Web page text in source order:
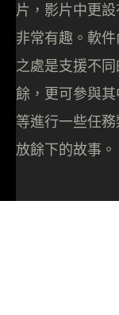
片，影片中更
非常有趣。軟
之處是支援不
餘，更可參與
等進行一些任
放餘下的故事。